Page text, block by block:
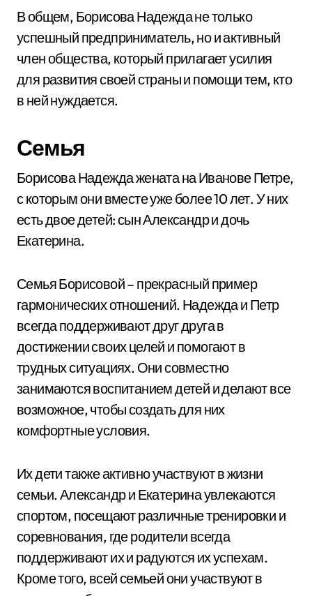
В общем, Борисова Надежда не только
успешный предприниматель, но и активный
член общества, который прилагает усилия
для развития своей страны и помощи тем, кто
в ней нуждается.
Семья
Борисова Надежда жената на Иванове Петре,
с которым они вместе уже более 10 лет. У них
есть двое детей: сын Александр и дочь
Екатерина.
Семья Борисовой – прекрасный пример
гармонических отношений. Надежда и Петр
всегда поддерживают друг друга в
достижении своих целей и помогают в
трудных ситуациях. Они совместно
занимаются воспитанием детей и делают все
возможное, чтобы создать для них
комфортные условия.
Их дети также активно участвуют в жизни
семьи. Александр и Екатерина увлекаются
спортом, посещают различные тренировки и
соревнования, где родители всегда
поддерживают их и радуются их успехам.
Кроме того, всей семьей они участвуют в